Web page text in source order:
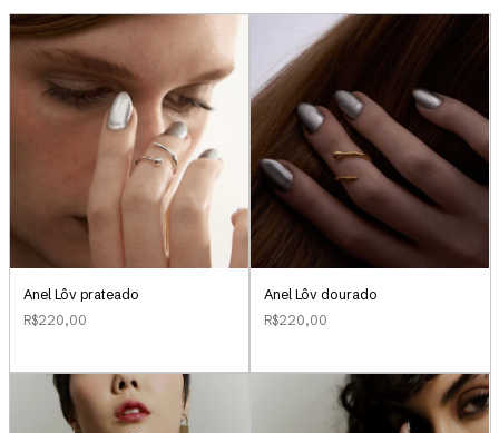
Anel Lôv prateado
R$220,00
Anel Lôv dourado
R$220,00